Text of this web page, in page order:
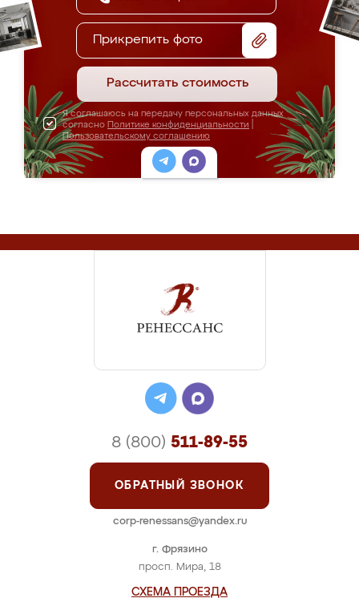
Прикрепить фото
Рассчитать стоимость
Я соглашаюсь на передачу персональных данных
согласно Политике конфиденциальности
Пользовательскому соглашению
г. Фрязино
просп. Мира, 18
СХЕМА ПРОЕЗДА
8 (800) 511-89-55
ОБРАТНЫЙ ЗВОНОК
corp-renessans@yandex.ru